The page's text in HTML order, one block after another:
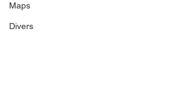
Maps
Divers